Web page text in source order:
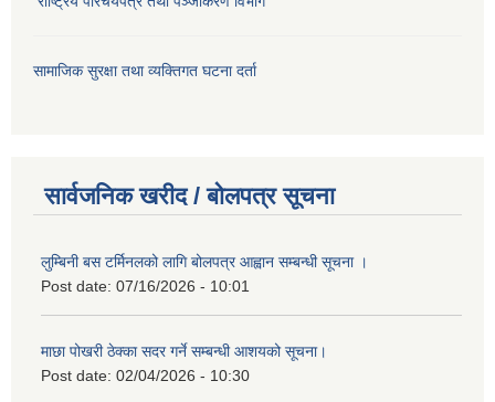
सामाजिक सुरक्षा तथा व्यक्तिगत घटना दर्ता
सार्वजनिक खरीद / बोलपत्र सूचना
लुम्बिनी बस टर्मिनलको लागि बोलपत्र आह्वान सम्बन्धी सूचना ।
Post date: 07/16/2026 - 10:01
माछा पोखरी ठेक्का सदर गर्ने सम्बन्धी आशयको सूचना।
Post date: 02/04/2026 - 10:30